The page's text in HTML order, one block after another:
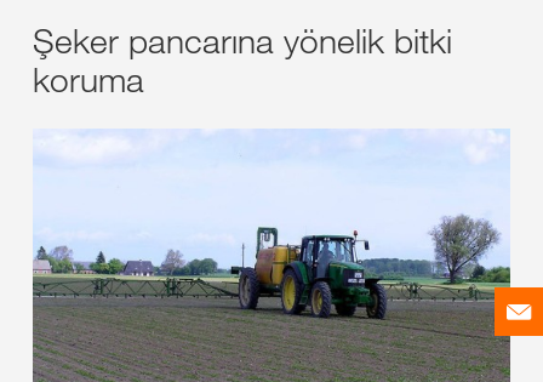
Şeker pancarına yönelik bitki
koruma